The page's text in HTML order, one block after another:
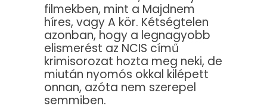
filmekben, mint a Majdnem
híres, vagy A kör. Kétségtelen
azonban, hogy a legnagyobb
elismerést az NCIS című
krimisorozat hozta meg neki, de
miután nyomós okkal kilépett
onnan, azóta nem szerepel
semmiben.